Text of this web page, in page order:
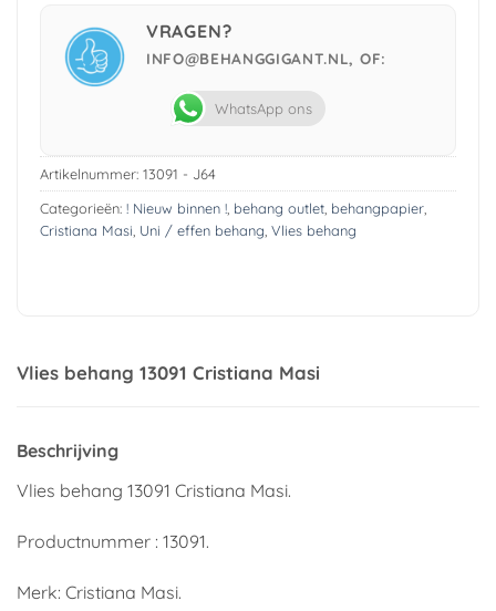
VRAGEN?
INFO@BEHANGGIGANT.NL, OF:
WhatsApp ons
Artikelnummer: 13091 - J64
Categorieën: ! Nieuw binnen !, behang outlet, behangpapier,
Cristiana Masi Uni / effen behang Vlies behang
Vlies behang 13091 Cristiana Masi
Beschrijving
Vlies behang 13091 Cristiana Masi.
Productnummer : 13091.
Merk: Cristiana Masi.